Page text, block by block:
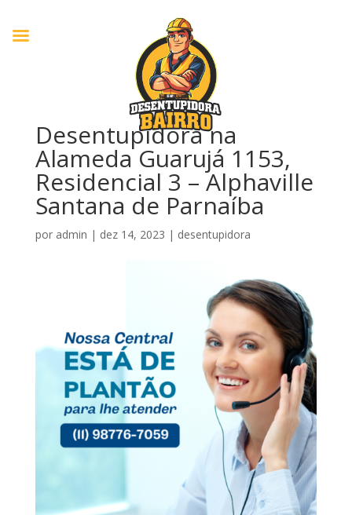
Desentupidora na
Alameda Guarujá 1153,
Residencial 3 – Alphaville
Santana de Parnaíba
por admin | dez 14, 2023 | desentupidora